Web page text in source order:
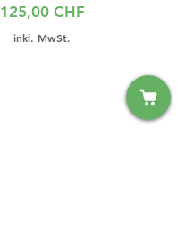
Preis
125,00 CHF
inkl. MwSt.